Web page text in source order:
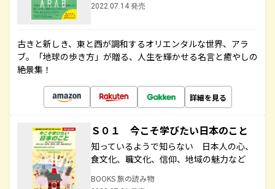
2022.07.14 発売
古きと新しき、東と西が調和するオリエンタルな世界、アラ
ブ。「地球の歩き方」が贈る、人生を輝かせる名言と癒やしの
絶景集！
詳細を見る
Ｓ０１ 今こそ学びたい日本のこと
知っているようで知らない 日本人の心、
食文化、職文化、信仰、地域の魅力など
BOOKS 旅の読み物